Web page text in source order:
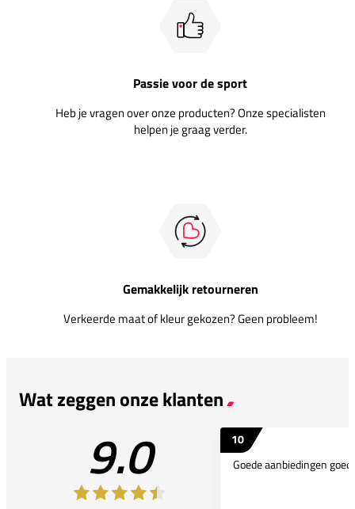
Passie voor de sport
Heb je vragen over onze producten? Onze specialisten
helpen je graag verder.
Gemakkelijk retourneren
Verkeerde maat of kleur gekozen? Geen probleem!
Wat zeggen onze klanten
9.0
10
Goede aanbiedingen